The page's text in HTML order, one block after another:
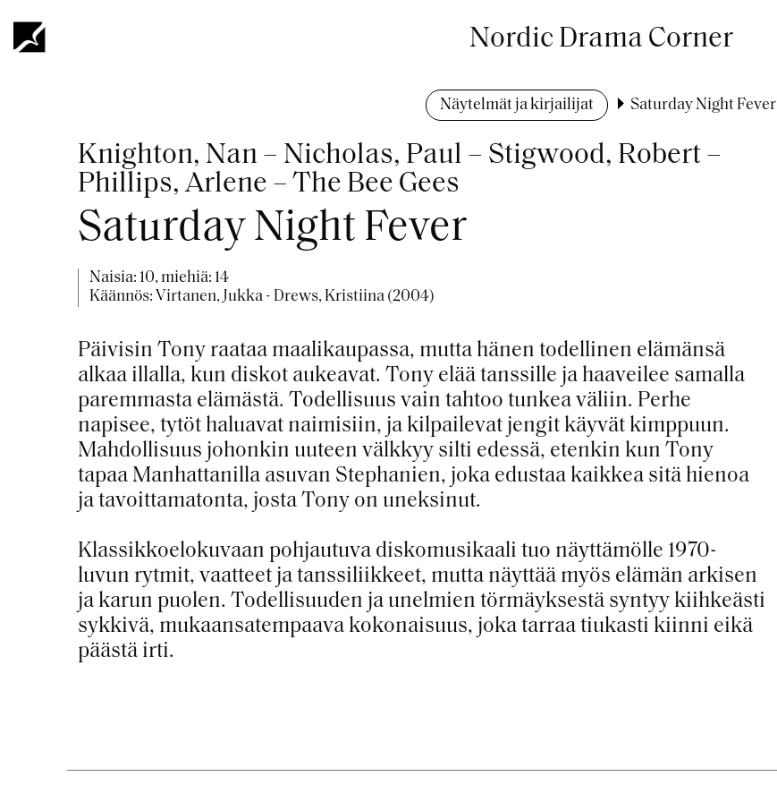
pääsisältöön
Nordic Drama Corner
Näytelmät ja kirjailijat Saturday Night Fever
Knighton, Nan – Nicholas, Paul – Stigwood, Robert –
Phillips, Arlene – The Bee Gees
Saturday Night Fever
Naisia: 10, miehiä: 14
Käännös: Virtanen, Jukka - Drews, Kristiina (2004)
Päivisin Tony raataa maalikaupassa, mutta hänen todellinen elämänsä
alkaa illalla, kun diskot aukeavat. Tony elää tanssille ja haaveilee samalla
paremmasta elämästä. Todellisuus vain tahtoo tunkea väliin. Perhe
napisee, tytöt haluavat naimisiin, ja kilpailevat jengit käyvät kimppuun.
Mahdollisuus johonkin uuteen välkkyy silti edessä, etenkin kun Tony
tapaa Manhattanilla asuvan Stephanien, joka edustaa kaikkea sitä hienoa
ja tavoittamatonta, josta Tony on uneksinut.
Klassikkoelokuvaan pohjautuva diskomusikaali tuo näyttämölle 1970-
luvun rytmit, vaatteet ja tanssiliikkeet, mutta näyttää myös elämän arkisen
ja karun puolen. Todellisuuden ja unelmien törmäyksestä syntyy kiihkeästi
sykkivä, mukaansatempaava kokonaisuus, joka tarraa tiukasti kiinni eikä
päästä irti.